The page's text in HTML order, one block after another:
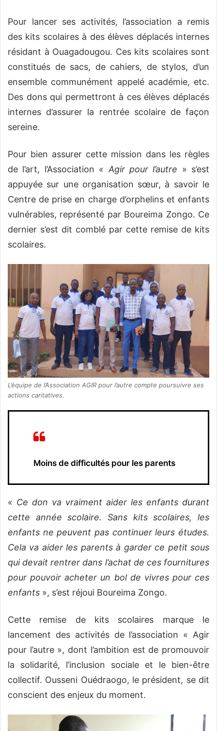
Pour lancer ses activités, l’association a remis
des kits scolaires à des élèves déplacés internes
résidant à Ouagadougou. Ces kits scolaires sont
constitués de sacs, de cahiers, de stylos, d’un
ensemble communément appelé académie, etc.
Des dons qui permettront à ces élèves déplacés
internes d’assurer la rentrée scolaire de façon
sereine.
Pour bien assurer cette mission dans les règles
de l’art, l’Association « Agir pour l’autre » s’est
appuyée sur une organisation sœur, à savoir le
Centre de prise en charge d’orphelins et enfants
vulnérables, représenté par Boureima Zongo. Ce
dernier s’est dit comblé par cette remise de kits
scolaires.
L’équipe de l’Association AGIR pour l’autre compte poursuivre ses
actions caritatives.
Moins de difficultés pour les parents
« Ce don va vraiment aider les enfants durant
cette année scolaire. Sans kits scolaires, les
enfants ne peuvent pas continuer leurs études.
Cela va aider les parents à garder ce petit sous
qui devait rentrer dans l’achat de ces fournitures
pour pouvoir acheter un bol de vivres pour ces
enfants », s’est réjoui Boureima Zongo.
Cette remise de kits scolaires marque le
lancement des activités de l’association « Agir
pour l’autre », dont l’ambition est de promouvoir
la solidarité, l’inclusion sociale et le bien-être
collectif. Ousseni Ouédraogo, le président, se dit
conscient des enjeux du moment.